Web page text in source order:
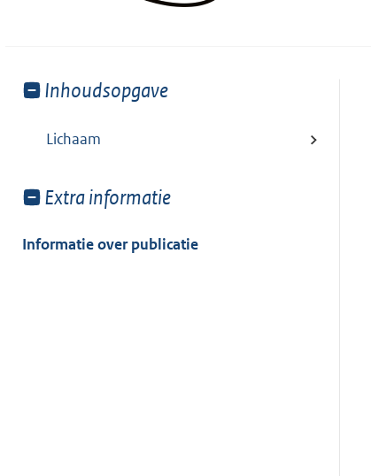
Toon
van:
Inhoudsopgave
Lichaam
Toon
van:
Extra informatie
Informatie over publicatie